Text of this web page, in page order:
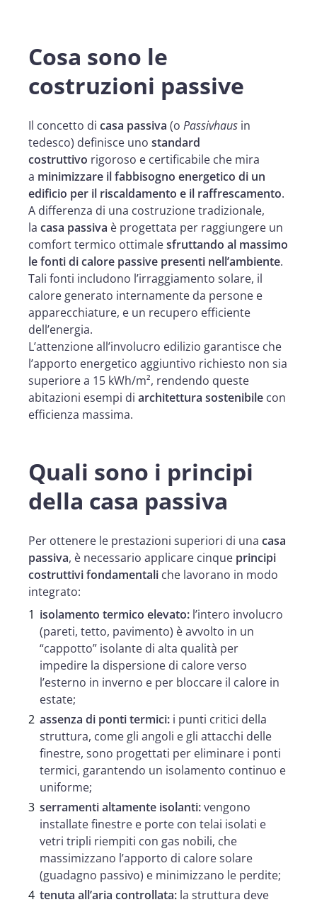
Cosa sono le
costruzioni passive
Il concetto di casa passiva (o Passivhaus in
tedesco) definisce uno standard
costruttivo rigoroso e certificabile che mira
a minimizzare il fabbisogno energetico di un
edificio per il riscaldamento e il raffrescamento.
A differenza di una costruzione tradizionale,
la casa passiva è progettata per raggiungere un
comfort termico ottimalesfruttando al massimo
le fonti di calore passive presenti nell’ambiente.
Tali fonti includono l’irraggiamento solare, il
calore generato internamente da persone e
apparecchiature, e un recupero efficiente
dell’energia.
L’attenzione all’involucro edilizio garantisce che
l’apporto energetico aggiuntivo richiesto non sia
superiore a 15 kWh/m², rendendo queste
abitazioni esempi di architettura sostenibile con
efficienza massima.
Quali sono i principi
della casa passiva
Per ottenere le prestazioni superiori di una casa
passiva, è necessario applicare cinque principi
costruttivi fondamentali che lavorano in modo
integrato:
isolamento termico elevato: l’intero involucro
(pareti, tetto, pavimento) è avvolto in un
“cappotto” isolante di alta qualità per
impedire la dispersione di calore verso
l’esterno in inverno e per bloccare il calore in
estate;
assenza di ponti termici: i punti critici della
struttura, come gli angoli e gli attacchi delle
finestre, sono progettati per eliminare i ponti
termici, garantendo un isolamento continuo e
uniforme;
serramenti altamente isolanti:vengono
installate finestre e porte con telai isolati e
vetri tripli riempiti con gas nobili, che
massimizzano l’apporto di calore solare
(guadagno passivo) e minimizzano le perdite;
tenuta all’aria controllata: la struttura deve